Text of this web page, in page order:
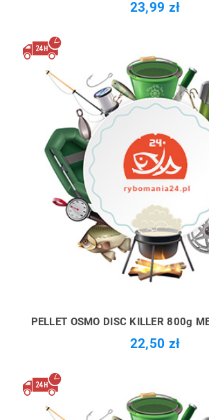
23,99 zł
PELLET OSMO DISC KILLER 800g
22,50 zł